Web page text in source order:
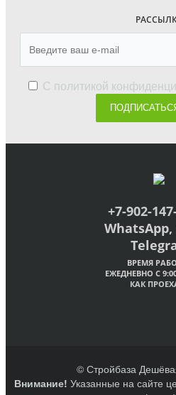
С политикой
+7-902-
ВРЕМЯ
ЕЖЕДНЕВНО С
КАК
© Стройбаза
Внимание! Указанные на сайте